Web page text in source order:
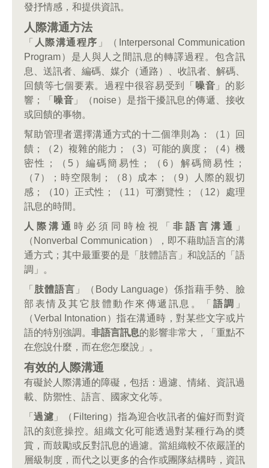
發抒情感，和提供資訊。
人際溝通方法
「 人際溝通程序 」（Interpersonal Communication
Program）是人與人之間訊息的轉譯過程。包含訊
息、送訊者、編碼、媒介（通路）、收訊者、解碼、
回饋等七個要素。過程中很容易受到「 噪音 」的影
響；「 噪音 」（noise）是指干擾訊息的傳遞、接收
或回饋的事物。
幫助管理者選擇溝通方式的十二個準則為：（1）回
饋；（2）複雜的能力；（3）可能的廣度；（4）機
密性；（5）編碼簡易性；（6）解碼簡易性；
（7）；時空限制；（8）成本；（9）人際的親切
感；（10）正式性；（11）可瀏覽性；（12）處理
訊息的時間。
人際溝通 時必須同時檢視「非語言溝通
」
（Nonverbal Communication），即不藉助語言的溝
通方式；其中最重要的是「肢體語言」和說話的「語
調」。
「 肢體語言 」（Body Language）係指藉手勢、臉
部表情及其它肢體動作來傳遞訊息。「 語調
」
（Verbal Intonation）指在溝通時，對某些文字或片
語的特別強調。 非語言訊息的影響非常大，「重點不
在您說什麼，而在您怎麼說」。
有效的人際溝通
有礙於人際溝通的障礙，包括：過濾、情緒、資訊過
載、防禦性、語言、國家文化等。
「過濾」（Filtering）指為迎合收訊者的偏好而對資
訊的刻意操控。組織文化可能透過對某種行為的奬
賞，而鼓勵或反對訊息的過濾。當組織較不依嚴謹的
層級制度，而代之以更多的合作或團隊結構時，資訊